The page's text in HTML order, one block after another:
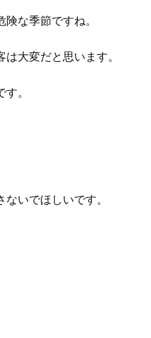
な季節ですね。
大変だと思います。
。
いでほしいです。